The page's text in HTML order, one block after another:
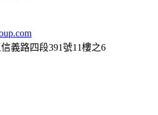
義路四段391號11樓之6